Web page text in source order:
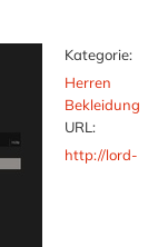
Kategorie:
Herren
Bekleidung
URL:
http://lord-